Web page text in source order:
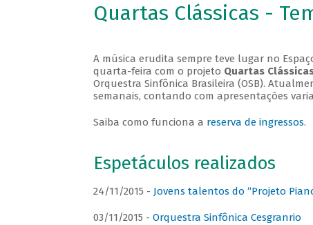
Quartas Clássicas -
A música erudita sempre teve lugar no
quarta-feira com o projeto Quartas
Orquestra Sinfônica Brasileira (OSB).
semanais, contando com apresentações
Saiba como funciona a reserva de ingressos.
Espetáculos realizados
24/11/2015 - Jovens talentos do “Projeto
03/11/2015 - Orquestra Sinfônica Cesgranrio